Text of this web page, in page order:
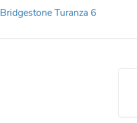
Bridgestone Turanza 6